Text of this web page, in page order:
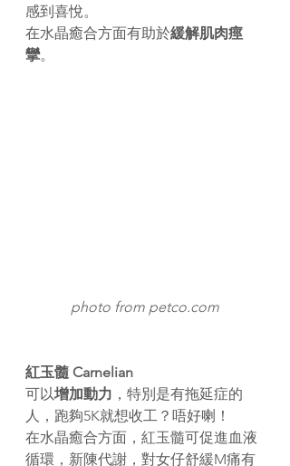
感到喜悅。
在水晶癒合方面有助於緩解肌肉痙
攣。
photo from petco.com
紅玉髓 Carnelian
可以增加動力 ，特別是有拖延症的
人，跑夠5K就想收工？唔好喇！
在水晶癒合方面，紅玉髓可促進血液
循環，新陳代謝，對女仔舒緩M痛有